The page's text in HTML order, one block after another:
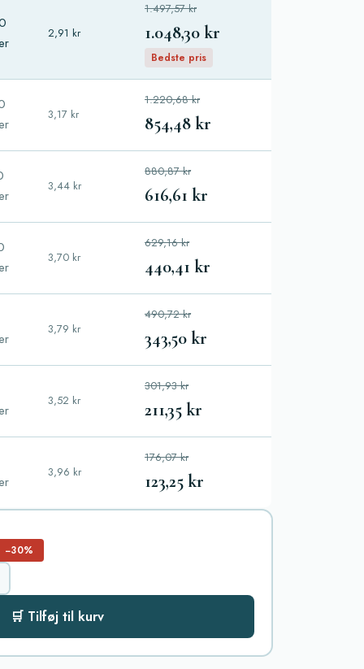
2,91 kr
1.497,57 kr
1.048,30 kr
Bedste pris
3,17 kr
1.220,68 kr
854,48 kr
3,44 kr
880,87 kr
616,61 kr
3,70 kr
629,16 kr
440,41 kr
3,79 kr
490,72 kr
343,50 kr
3,52 kr
301,93 kr
211,35 kr
3,96 kr
176,07 kr
123,25 kr
−30%
🛒 Tilføj til kurv